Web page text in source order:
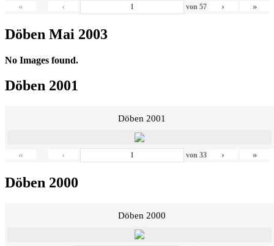
« ‹ von 57 › »
Döben Mai 2003
No Images found.
Döben 2001
Döben 2001
« ‹ von 33 › »
Döben 2000
Döben 2000